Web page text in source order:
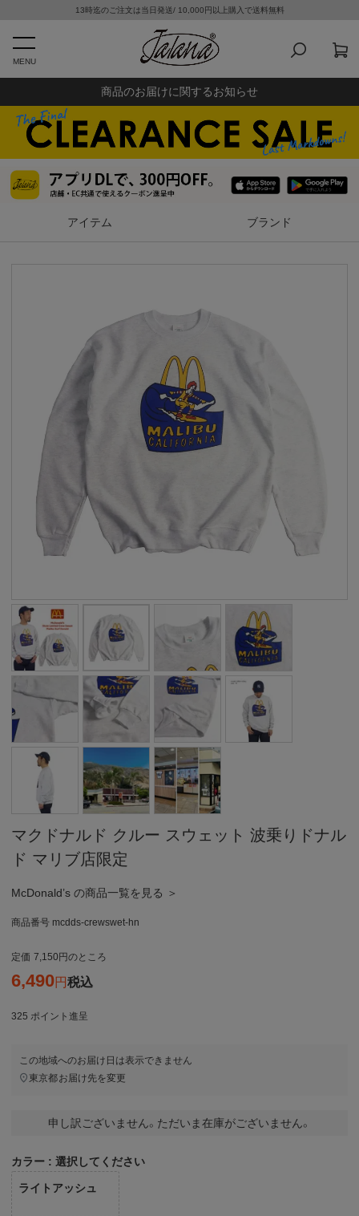
13時迄のご注文は当日発送/ 10,000円以上購入で送料無料
MENU
商品のお届けに関するお知らせ
アイテム ブランド
マクドナルド クルー スウェット 波乗りドナル
ド マリブ店限定
McDonald’s の商品一覧を見る ＞
商品番号 mcdds-crewswet-hn
定価 7,150 のところ
6,490 税込
325 ポイント進呈
この地域へのお届け日は表示できません
東京都お届け先を変更
申し訳ございません。ただいま在庫がございません。
カラー 選択してください
ライトアッシュ